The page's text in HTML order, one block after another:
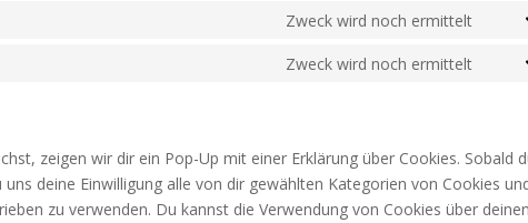
Zweck wird noch ermittelt
Zweck wird noch ermittelt
zeigen wir dir ein Pop-Up mit einer Erklärung über Cookies. Sobald
deine Einwilligung alle von dir gewählten Kategorien von Cookies
zu verwenden. Du kannst die Verwendung von Cookies über deinen